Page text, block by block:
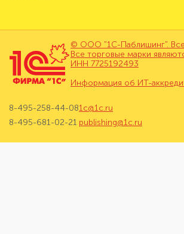
© ООО "1С-Паблишинг".
Все торговые марки
ИНН 7725192493
Информация об ИТ-
8-495-258-44-08
8-495-681-02-21
1c@1c.ru
publishing@1c.ru